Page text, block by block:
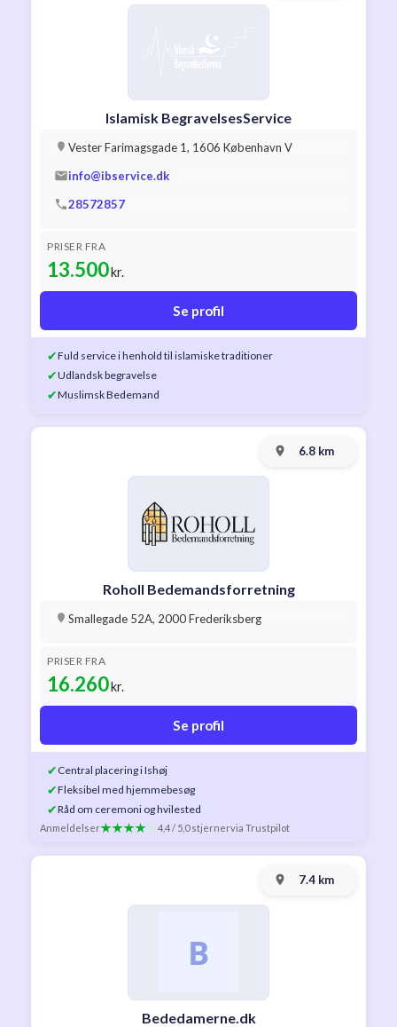
Islamisk BegravelsesService
Vester Farimagsgade 1, 1606 København V
info@ibservice.dk
28572857
PRISER FRA
13.500kr.
Se profil
✔Fuld service i henhold til islamiske traditioner
✔Udlandsk begravelse
✔Muslimsk Bedemand
6.8 km
Roholl Bedemandsforretning
Smallegade 52A, 2000 Frederiksberg
PRISER FRA
16.260kr.
Se profil
✔ Central placering i Ishøj
✔Fleksibel med hjemmebesøg
✔Råd om ceremoni og hvilested
Anmeldelser 4,4 / 5,0 stjernervia Trustpilot
7.4 km
Bededamerne.dk